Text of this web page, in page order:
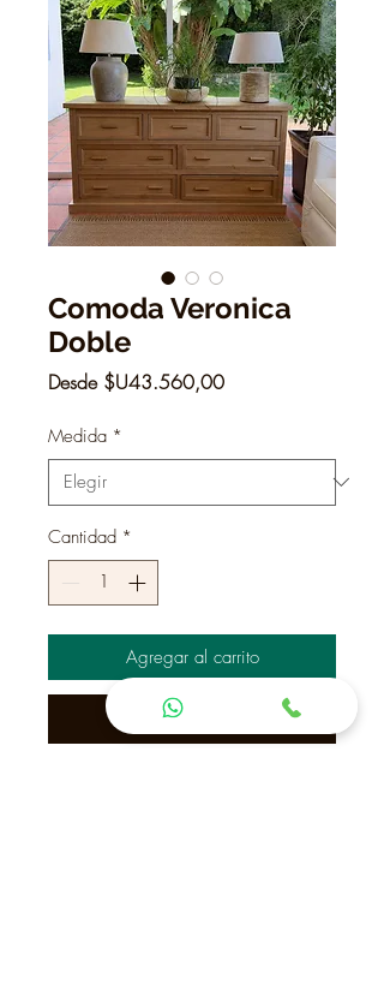
Comoda Veronica
Doble
Desde $U43.560,00Precio
Medida *
Cantidad *
Agregar al carrito
Realizar compra